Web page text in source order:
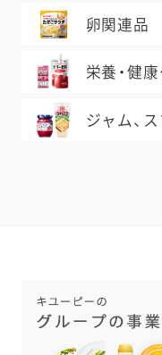
卵関連品
栄養・健
ジャム、